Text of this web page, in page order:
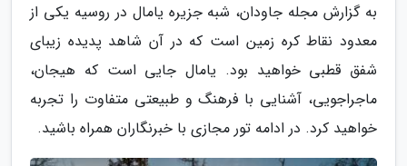
به گزارش مجله جاودان، شبه جزیره یامال در روسیه یکی از
معدود نقاط کره زمین است که در آن شاهد پدیده زیبای
شفق قطبی خواهید بود. یامال جایی است که هیجان،
ماجراجویی، آشنایی با فرهنگ و طبیعتی متفاوت را تجربه
خواهید کرد. در ادامه تور مجازی با خبرنگاران همراه باشید.